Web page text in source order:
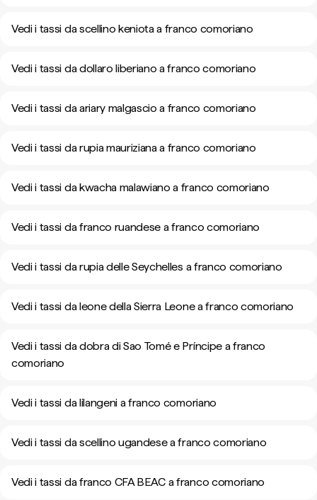
Vedi i tassi da scellino keniota a franco comoriano
Vedi i tassi da dollaro liberiano a franco comoriano
Vedi i tassi da ariary malgascio a franco comoriano
Vedi i tassi da rupia mauriziana a franco comoriano
Vedi i tassi da kwacha malawiano a franco comoriano
Vedi i tassi da franco ruandese a franco comoriano
Vedi i tassi da rupia delle Seychelles a franco comoriano
Vedi i tassi da leone della Sierra Leone a franco comoriano
Vedi i tassi da dobra di Sao Tomé e Príncipe a franco
comoriano
Vedi i tassi da lilangeni a franco comoriano
Vedi i tassi da scellino ugandese a franco comoriano
Vedi i tassi da franco CFA BEAC a franco comoriano